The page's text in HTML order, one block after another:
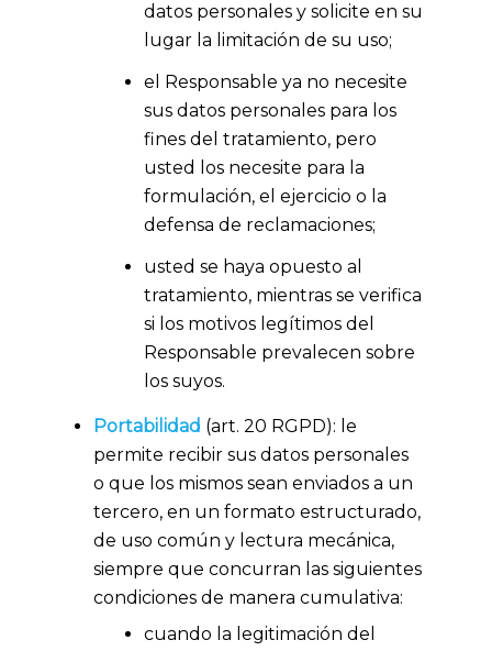
datos personales y solicite en su
lugar la limitación de su uso;
el Responsable ya no necesite
sus datos personales para los
fines del tratamiento, pero
usted los necesite para la
formulación, el ejercicio o la
defensa de reclamaciones;
usted se haya opuesto al
tratamiento, mientras se verifica
si los motivos legítimos del
Responsable prevalecen sobre
los suyos.
Portabilidad (art. 20 RGPD): le
permite recibir sus datos personales
o que los mismos sean enviados a un
tercero, en un formato estructurado,
de uso común y lectura mecánica,
siempre que concurran las siguientes
condiciones de manera cumulativa:
cuando la legitimación del